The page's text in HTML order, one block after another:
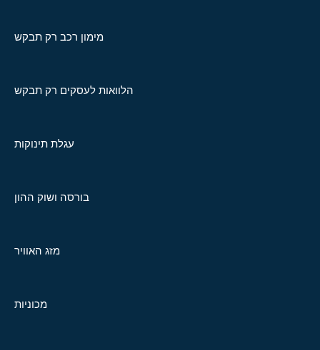
מימון רכב רק תבקש
הלוואות לעסקים רק תבקש
עגלת תינוקות
בורסה ושוק ההון
מזג האוויר
מכוניות